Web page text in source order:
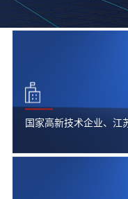
国家高新技术企业、江